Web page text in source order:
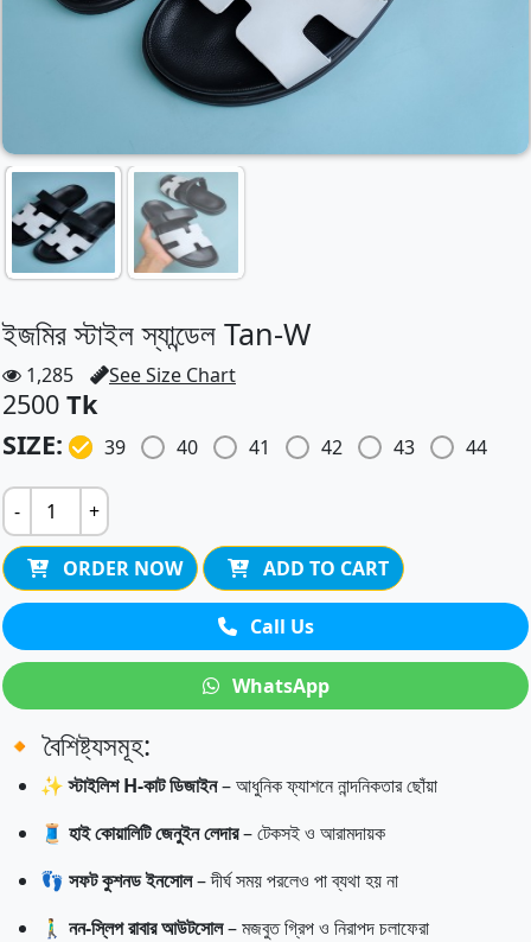
ইজমির স্টাইল স্যান্ডেল Tan-W
1,285 See Size Chart
2500 Tk
SIZE:
39 40 41 42 43 44
- +
ORDER NOW ADD TO CART
Call Us
WhatsApp
🔸 বৈশিষ্ট্যসমূহ:
✨স্টাইলিশ H-কাট ডিজাইন– আধুনিক ফ্যাশনে নান্দনিকতার ছোঁয়া
🧵 হাই কোয়ালিটি জেনুইন লেদার– টেকসই ও আরামদায়ক
👣 সফট কুশনড ইনসোল– দীর্ঘ সময় পরলেও পা ব্যথা হয় না
🚶‍♂️ নন-স্লিপ রাবার আউটসোল– মজবুত গ্রিপ ও নিরাপদ চলাফেরা